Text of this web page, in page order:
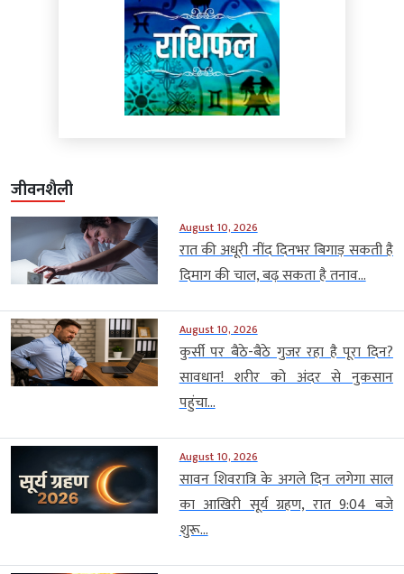
जीवनशैली
August 10, 2026
रात की अधूरी नींद दिनभर बिगाड़ सकती है
दिमाग की चाल, बढ़ सकता है तनाव...
August 10, 2026
कुर्सी पर बैठे-बैठे गुजर रहा है पूरा दिन?
सावधान! शरीर को अंदर से नुकसान
पहुंचा...
August 10, 2026
सावन शिवरात्रि के अगले दिन लगेगा साल
का आखिरी सूर्य ग्रहण, रात 9:04 बजे
शुरू...